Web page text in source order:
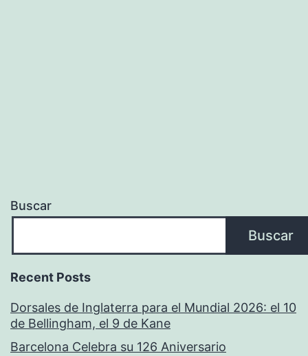
Buscar
Buscar
Recent Posts
Dorsales de Inglaterra para el Mundial 2026: el 10
de Bellingham, el 9 de Kane
Barcelona Celebra su 126 Aniversario